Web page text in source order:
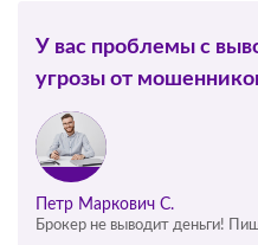
У вас проблемы с
угрозы от
Петр Маркович С.
Брокер не выводит деньги!